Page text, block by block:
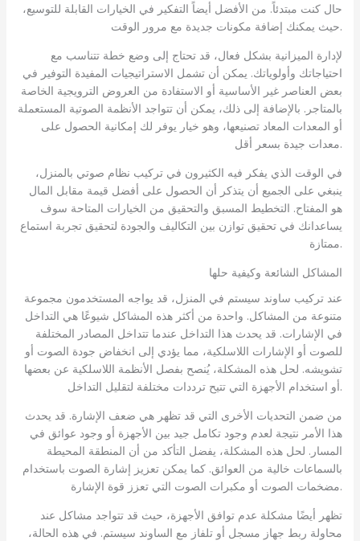
حال كنت مبتدئاً. من الأفضل أيضاً التفكير في الخيارات القابلة للتوسيع،
حيث يمكنك إضافة مكونات جديدة مع مرور الوقت.
لإدارة الميزانية بشكل فعال، قد تحتاج إلى وضع خطة تتناسب مع
احتياجاتك وأولوياتك. يمكن أن تشمل الاستراتيجيات المفيدة التوفير في
بعض العناصر غير الأساسية أو الاستفادة من العروض الترويجية الخاصة
بالمتاجر. بالإضافة إلى ذلك، يمكن أن تتواجد الأنظمة الصوتية المستعملة
أو المعدات المعاد تصنيعها، وهو خيار يوفر لك إمكانية الحصول على
معدات جيدة بسعر أقل.
في الوقت الذي يفكر فيه الكثيرون في تركيب نظام صوتي بالمنزل،
ينبغي على الجميع أن يتذكر أن الحصول على أفضل قيمة مقابل المال
هو المفتاح. التخطيط المسبق والتحقيق من الخيارات المتاحة سوف
يساعدانك في تحقيق توازن بين التكاليف والجودة لتحقيق تجربة استماع
ممتازة.
المشاكل الشائعة وكيفية حلها
عند تركيب ساوند سيستم في المنزل، قد يواجه المستخدمون مجموعة
متنوعة من المشاكل. واحدة من أكثر هذه المشاكل شيوعًا هي التداخل
في الإشارات. قد يحدث هذا التداخل عندما تتداخل المصادر المختلفة
للصوت أو الإشارات اللاسلكية، مما يؤدي إلى انخفاض جودة الصوت أو
تشويشه. لحل هذه المشكلة، يُنصح بفصل الأنظمة اللاسلكية عن بعضها
أو استخدام الأجهزة التي تتيح ترددات مختلفة لتقليل التداخل.
من ضمن التحديات الأخرى التي قد تظهر هي ضعف الإشارة. قد يحدث
هذا الأمر نتيجة لعدم وجود تكامل جيد بين الأجهزة أو وجود عوائق في
المسار. لحل هذه المشكلة، يفضل التأكد من أن المنطقة المحيطة
بالسماعات خالية من العوائق. كما يمكن تعزيز إشارة الصوت باستخدام
مضخمات الصوت أو مكبرات الصوت التي تعزز قوة الإشارة.
تظهر أيضًا مشكلة عدم توافق الأجهزة، حيث قد تتواجد مشاكل عند
محاولة ربط جهاز مسجل أو تلفاز مع الساوند سيستم. في هذه الحالة،